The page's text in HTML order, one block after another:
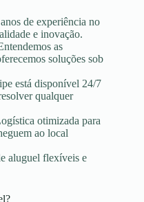
de experiência no
e inovação.
as
soluções sob
está disponível 24/7
qualquer
otimizada para
ao local
aluguel flexíveis e